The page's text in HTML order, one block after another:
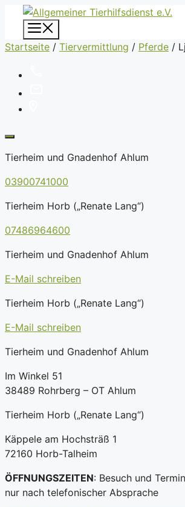
Zum
Inhalt
springen
Startseite / Tiervermittlung / Pferde /
Tierheim und Gnadenhof Ahlum
03900741000
Tierheim Horb („Renate Lang“)
07486964600
Tierheim und Gnadenhof Ahlum
E-Mail schreiben
Tierheim Horb („Renate Lang“)
E-Mail schreiben
Tierheim und Gnadenhof Ahlum
Im Winkel 51
38489 Rohrberg – OT Ahlum
Tierheim Horb („Renate Lang“)
Käppele am Hochsträß 1
72160 Horb-Talheim
ÖFFNUNGSZEITEN: Besuch und
nur nach telefonischer Absprache